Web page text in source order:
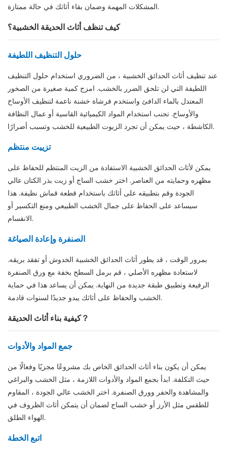
المشكلات المهمة وضمان بقاء أثاثك في حالة ممتازة.
كيف تنظف أثاث الحديقة الخشبية؟
حلول التنظيف اللطيفة
عند تنظيف أثاث الحدائق الخشبية ، من الضروري استخدام حلول التنظيف
اللطيفة التي لن تلحق الضرر بالخشب. امزج كمية صغيرة من الصخور
المعتدل بالماء الدافئ واستخدم فرشاة خشنة ناعمة لتنظيف الأوساخ
والأوساخ. تجنب استخدام المواد الكيميائية القاسية أو عمال النظافة
الكاشطة ، حيث يمكن أن تجرد الزيوت الطبيعية للخشب وتسبب أضرارًا.
تزييت منتظم
يمكن لأثاث الحدائق الخشبية الاستفادة من الزيت المنتظم للحفاظ على
مظهره وحمايته من العناصر. اختر خشب الساج أو زيت بذر الكتان عالي
الجودة وقم بتطبيقه على أثاثك باستخدام قطعة قماش نظيفة. هذا
سيساعد على الحفاظ على جمال الخشب الطبيعي ومنع التكسير أو
الانقسام.
الصنفرة وإعادة الصياغة
بمرور الوقت ، قد يطور أثاث الحدائق الخشبية الخدوش أو تفقد بريقه.
لاستعادة مظهره الأصلي ، قم برمل السطح بخفة مع ورق الصنفرة
الرفيعة وتطبيق طبقة جديدة من النهاية. يمكن أن يساعد هذا في حماية
الخشب والحفاظ على أثاثك يبدو جديدًا لسنوات قادمة.
كيفية بناء أثاث الحديقة？
جمع المواد والأدوات
يمكن أن يكون بناء أثاث الحدائق الخاص بك مشروعًا مجزيًا وفعالًا من
حيث التكلفة. ابدأ بجمع المواد والأدوات اللازمة ، مثل الخشب والبراغي
والمشاهدة والحفر وورق الصنفرة. اختر الخشب عالي الجودة ، المقاوم
للطقس مثل الأرز أو خشب الساج لضمان أن يتمكن أثاث الظروف في
الهواء الطلق.
اتبع الخطة